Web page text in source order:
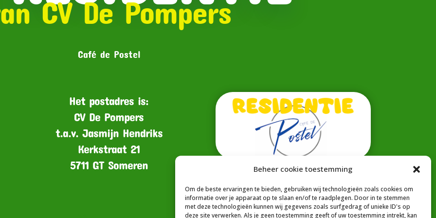
Beheer cookie toestemming
Om de beste ervaringen te bieden, gebruiken wij technologieën zoals cookies om
informatie over je apparaat op te slaan en/of te raadplegen. Door in te stemmen
met deze technologieën kunnen wij gegevens zoals surfgedrag of unieke ID's op
deze site verwerken. Als je geen toestemming geeft of uw toestemming intrekt, kan
CV De Pompers
Café de Postel
Het postadres is:
CV De Pompers
t.a.v. Jasmijn Hendriks
Kerkstraat 21
5711 GT Someren